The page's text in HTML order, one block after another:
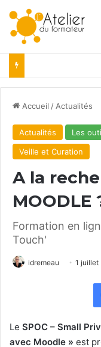
Accueil / Actualités
Actualités
Les
Veille et Curation
A la
MOODLE
Formation en
Touch'
idremeau 1 juillet
Le SPOC – Small
avec Moodle » est